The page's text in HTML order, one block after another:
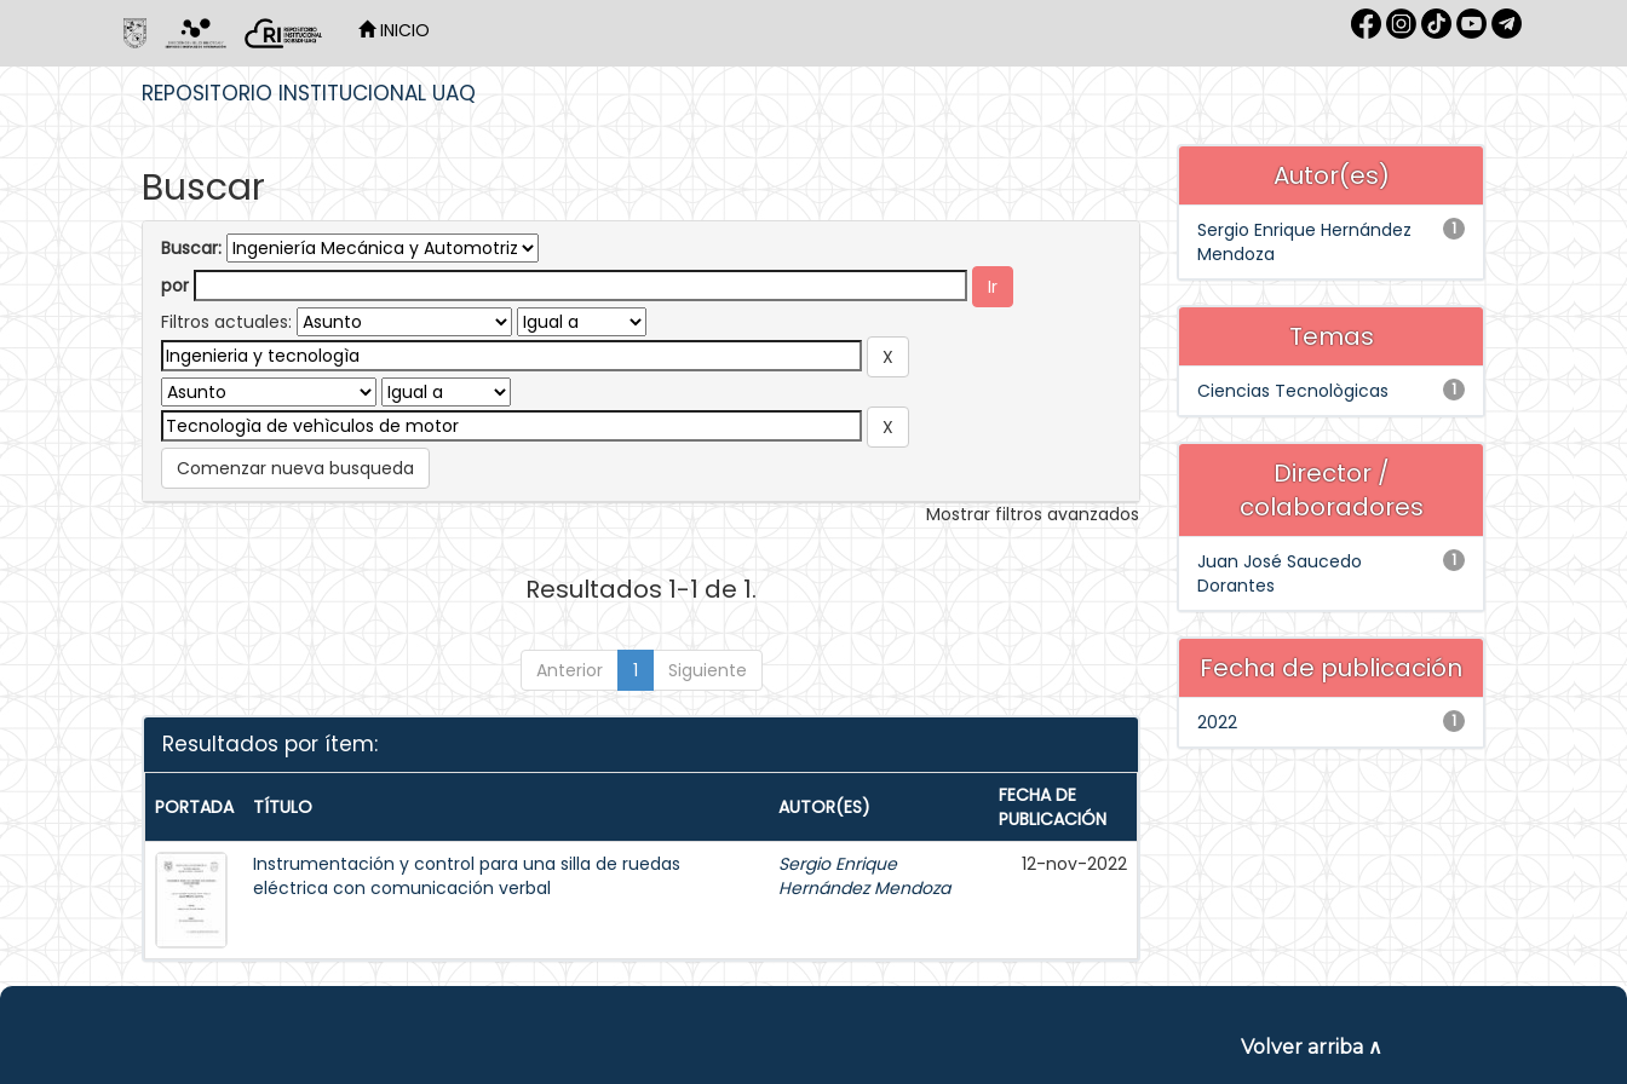
INICIO
REPOSITORIO INSTITUCIONAL UAQ
Buscar
Buscar:
por
Filtros actuales:
Comenzar nueva busqueda
Mostrar filtros avanzados
Resultados 1-1 de 1.
Anterior 1 Siguiente
Resultados por ítem:
PORTADA TÍTULO AUTOR(ES)
FECHA DE
PUBLICACIÓN
Instrumentación y control para una silla de ruedas
eléctrica con comunicación verbal
Sergio Enrique
Hernández Mendoza
12-nov-2022
Autor(es)
1
Sergio Enrique Hernández
Mendoza
Temas
1
Ciencias Tecnològicas
Director /
colaboradores
1
Juan José Saucedo
Dorantes
Fecha de publicación
1
2022
Volver arriba ∧